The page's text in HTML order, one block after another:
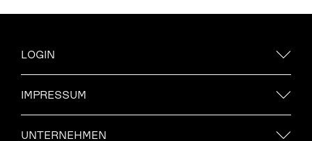
LOGIN
IMPRESSUM
UNTERNEHMEN